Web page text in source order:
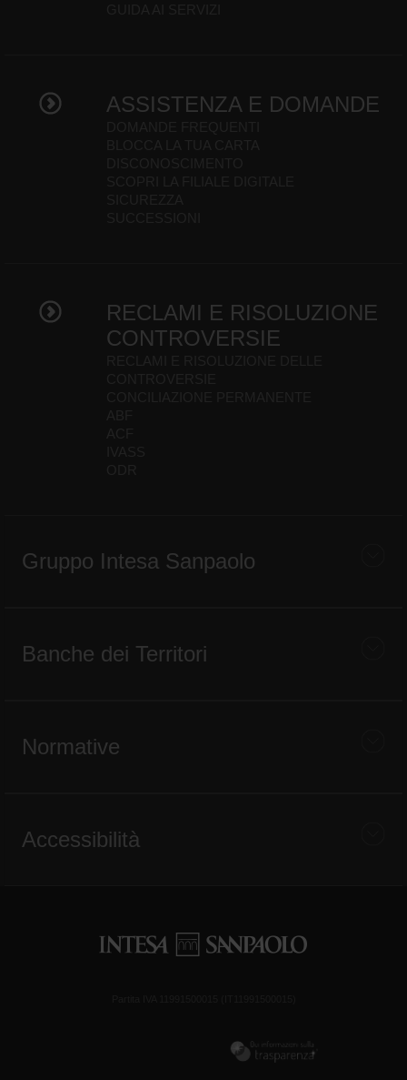
ASSISTENZA E DOMANDE
RECLAMI E RISOLUZIONE
CONTROVERSIE
Gruppo Intesa Sanpaolo
Banche dei Territori
Normative
Accessibilità